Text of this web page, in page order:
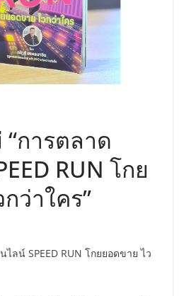
การตลาด
RUN โกย
ว่าใคร”
ลน์ SPEED RUN โกยยอดขาย ไว